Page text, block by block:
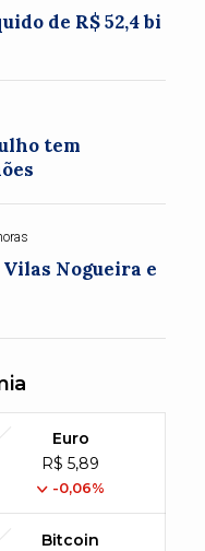
de R$ 52,4 bi
tem
Nogueira e
Euro
R$ 5,89
-0,06%
Bitcoin